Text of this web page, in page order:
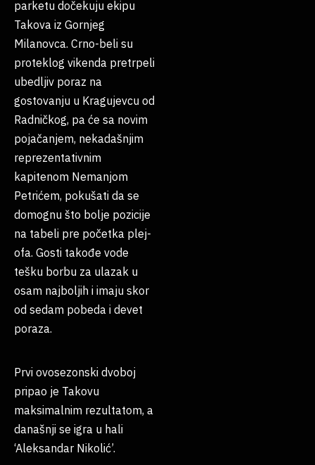
parketu dočekuju ekipu
Takova iz Gornjeg
Milanovca. Crno-beli su
proteklog vikenda pretrpeli
ubedljiv poraz na
gostovanju u Kragujevcu od
Radničkog, pa će sa novim
pojačanjem, nekadašnjim
reprezentativnim
kapitenom Nemanjom
Petrićem, pokušati da se
domognu što bolje pozicije
na tabeli pre početka plej-
ofa. Gosti takođe vode
tešku borbu za ulazak u
osam najboljih i imaju skor
od sedam pobeda i devet
poraza.
Prvi ovosezonski dvoboj
pripao je Takovu
maksimalnim rezultatom, a
današnji se igra u hali
‘Aleksandar Nikolić’.